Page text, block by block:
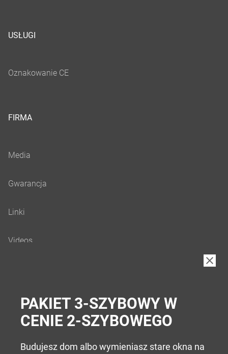
USŁUGI
FIRMA
PAKIET 3-SZYBOWY W
CENIE 2-SZYBOWEGO
Budujesz dom albo wymieniasz stare okna na